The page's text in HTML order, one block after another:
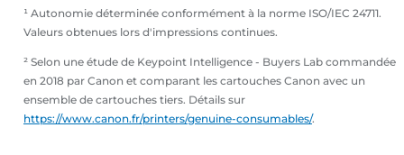
¹ Autonomie déterminée conformément à la norme ISO/IEC 24711.
Valeurs obtenues lors d'impressions continues.
² Selon une étude de Keypoint Intelligence - Buyers Lab commandée
en 2018 par Canon et comparant les cartouches Canon avec un
ensemble de cartouches tiers. Détails sur
https://www.canon.fr/printers/genuine-consumables/.